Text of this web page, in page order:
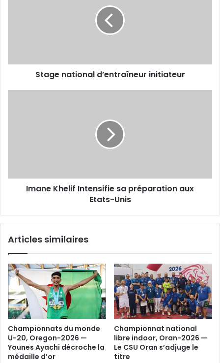
Stage national d’entraîneur initiateur
Imane Khelif Intensifie sa préparation aux
Etats-Unis
Articles similaires
Championnats du monde
U-20, Oregon-2026 —
Younes Ayachi décroche la
médaille d’or
Championnat national
libre indoor, Oran-2026 —
Le CSU Oran s’adjuge le
titre